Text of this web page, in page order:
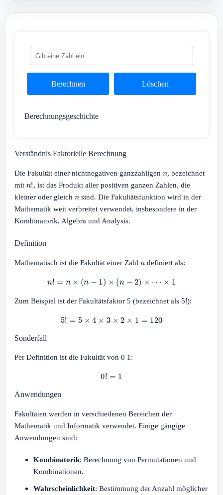
Berechnen Löschen
Berechnungsgeschichte
Verständnis Faktorielle Berechnung
Die Fakultät einer nichtnegativen ganzzahligen
, bezeichnet
mit
!, ist das Produkt aller positiven ganzen Zahlen, die
kleiner oder gleich
sind. Die Fakultätsfunktion wird in der
Mathematik weit verbreitet verwendet, insbesondere in der
Kombinatorik, Algebra und Analysis.
Definition
Mathematisch ist die Fakultät einer Zahl definiert als:
n ! = n× − 1 × n− ×⋯ ×
Zum Beispiel ist der Fakultätsfaktor 5 (bezeichnet als 5!):
5! = 5 × 4 × 3 × 2 × 1 = 120
Sonderfall
Per Definition ist die Fakultät von 0 1:
0 1
Anwendungen
Fakultäten werden in verschiedenen Bereichen der
Mathematik und Informatik verwendet. Einige gängige
Anwendungen sind:
Kombinatorik: Berechnung von Permutationen und
Kombinationen.
Wahrscheinlichkeit: Bestimmung der Anzahl möglicher